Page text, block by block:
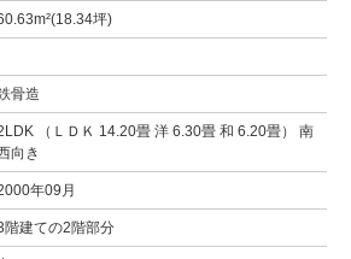
坪)
骨造
（ＬＤＫ 14.20畳 洋 6.30畳 和 6.20畳） 南
向き
年09月
階建ての2階部分